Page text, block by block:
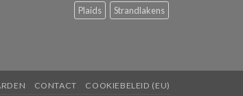
Plaids
Strandlakens
CONTACT COOKIEBELEID (EU)